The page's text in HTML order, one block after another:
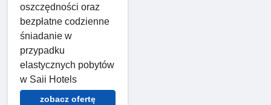
oszczędności oraz
bezpłatne codzienne
śniadanie w
przypadku
elastycznych pobytów
w Saii Hotels
zobacz ofertę